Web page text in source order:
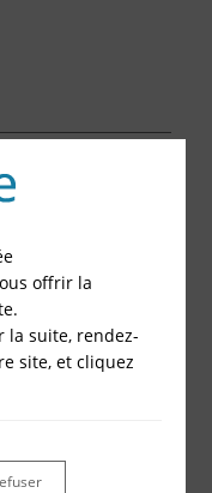
offrir la
la suite, rendez-
site, et cliquez